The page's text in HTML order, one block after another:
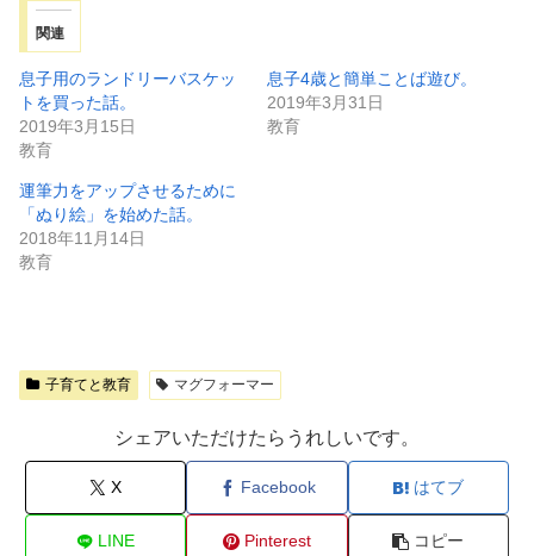
関連
息子用のランドリーバスケッ
トを買った話。
2019年3月15日
教育
息子4歳と簡単ことば遊び。
2019年3月31日
教育
運筆力をアップさせるために
「ぬり絵」を始めた話。
2018年11月14日
教育
子育てと教育 マグフォーマー
シェアいただけたらうれしいです。
X Facebook はてブ
LINE Pinterest コピー